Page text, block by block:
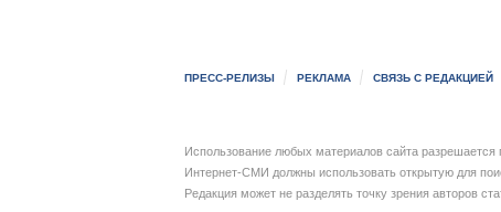
ПРЕСС-РЕЛИЗЫ РЕКЛАМА СВЯЗЬ С РЕДАКЦИЕЙ
Использование любых материалов сайта
Интернет-СМИ должны использовать открытую для
Редакция может не разделять точку зрения авторов